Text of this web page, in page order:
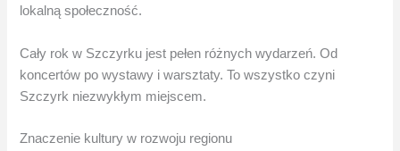
lokalną społeczność.
Cały rok w Szczyrku jest pełen różnych wydarzeń. Od
koncertów po wystawy i warsztaty. To wszystko czyni
Szczyrk niezwykłym miejscem.
Znaczenie kultury w rozwoju regionu